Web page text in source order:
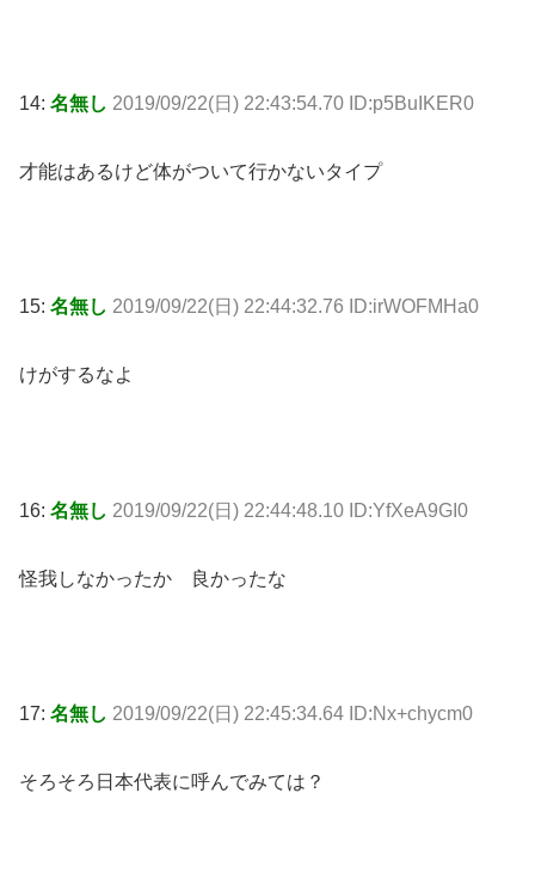
14: 名無し 2019/09/22(日) 22:43:54.70 ID:p5BuIKER0
才能はあるけど体がついて行かないタイプ
15: 名無し 2019/09/22(日) 22:44:32.76 ID:irWOFMHa0
けがするなよ
16: 名無し 2019/09/22(日) 22:44:48.10 ID:YfXeA9GI0
怪我しなかったか 良かったな
17: 名無し 2019/09/22(日) 22:45:34.64 ID:Nx+chycm0
そろそろ日本代表に呼んでみては？